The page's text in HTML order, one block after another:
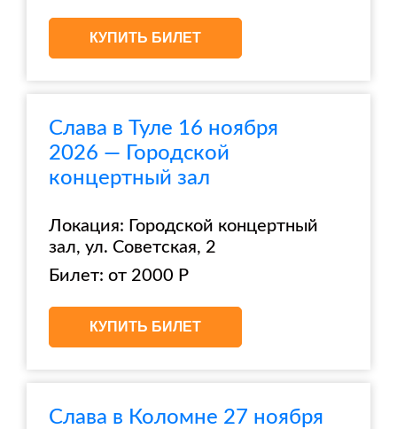
КУПИТЬ БИЛЕТ
Слава в Туле 16 ноября
2026 — Городской
концертный зал
Локация: Городской концертный
зал, ул. Советская, 2
Билет: от 2000 Р
КУПИТЬ БИЛЕТ
Слава в Коломне 27 ноября